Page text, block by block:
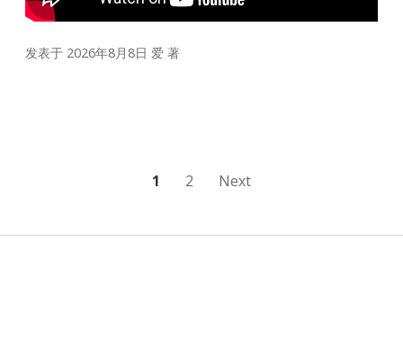
发表于 2026年8月8日 爱 著
1 2 Next